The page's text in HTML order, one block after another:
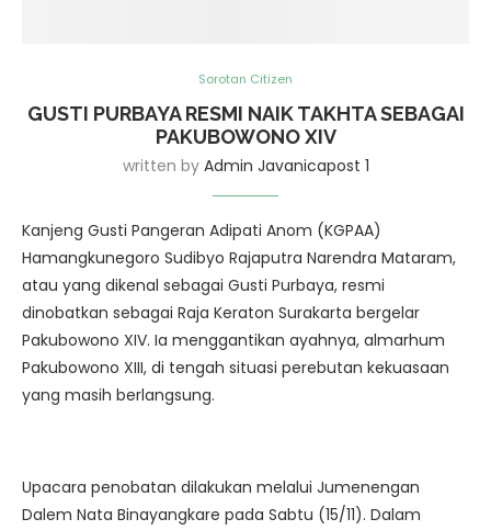
Sorotan Citizen
GUSTI PURBAYA RESMI NAIK TAKHTA SEBAGAI
PAKUBOWONO XIV
written by Admin Javanicapost 1
Kanjeng Gusti Pangeran Adipati Anom (KGPAA)
Hamangkunegoro Sudibyo Rajaputra Narendra Mataram,
atau yang dikenal sebagai Gusti Purbaya, resmi
dinobatkan sebagai Raja Keraton Surakarta bergelar
Pakubowono XIV. Ia menggantikan ayahnya, almarhum
Pakubowono XIII, di tengah situasi perebutan kekuasaan
yang masih berlangsung.
Upacara penobatan dilakukan melalui Jumenengan
Dalem Nata Binayangkare pada Sabtu (15/11). Dalam